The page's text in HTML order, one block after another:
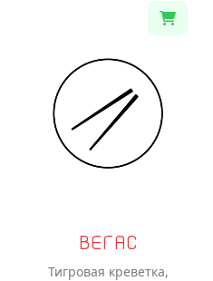
ВЕГАС
Тигровая креветка,